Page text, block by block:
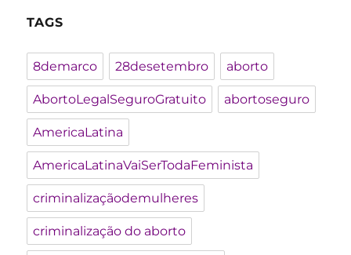
TAGS
8demarco 28desetembro aborto
AbortoLegalSeguroGratuito abortoseguro
AmericaLatina
AmericaLatinaVaiSerTodaFeminista
criminalizaçãodemulheres
criminalização do aborto